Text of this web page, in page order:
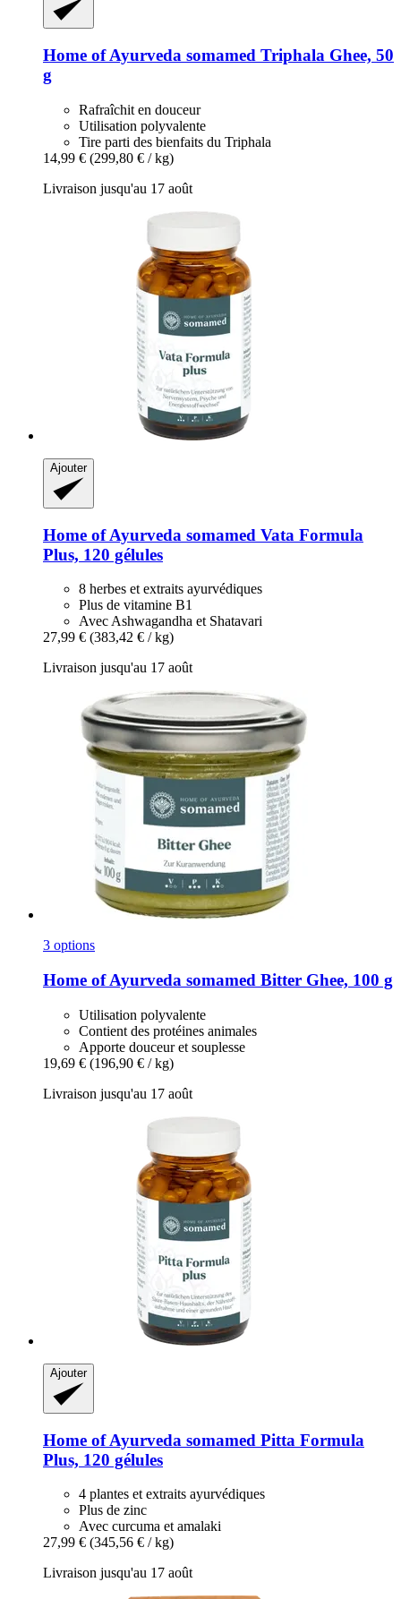
Home of Ayurveda somamed Triphala Ghee, 50
g
Rafraîchit en douceur
Utilisation polyvalente
Tire parti des bienfaits du Triphala
14,99 € (299,80 € / kg)
Livraison jusqu'au 17 août
Ajouter
Home of Ayurveda somamed Vata Formula
Plus, 120 gélules
8 herbes et extraits ayurvédiques
Plus de vitamine B1
Avec Ashwagandha et Shatavari
27,99 € (383,42 € / kg)
Livraison jusqu'au 17 août
3 options
Home of Ayurveda somamed Bitter Ghee, 100 g
Utilisation polyvalente
Contient des protéines animales
Apporte douceur et souplesse
19,69 € (196,90 € / kg)
Livraison jusqu'au 17 août
Ajouter
Home of Ayurveda somamed Pitta Formula
Plus, 120 gélules
4 plantes et extraits ayurvédiques
Plus de zinc
Avec curcuma et amalaki
27,99 € (345,56 € / kg)
Livraison jusqu'au 17 août